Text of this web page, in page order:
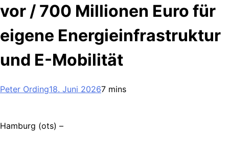
vor / 700 Millionen Euro für
eigene Energieinfrastruktur
und E-Mobilität
Peter Ording18. Juni 20267 mins
Hamburg (ots) –